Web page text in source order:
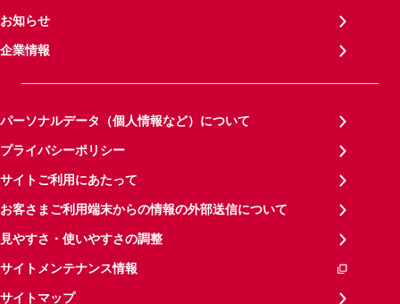
お知らせ
企業情報
パーソナルデータ（個人情報など）について
プライバシーポリシー
サイトご利用にあたって
お客さまご利用端末からの情報の外部送信について
見やすさ・使いやすさの調整
サイトメンテナンス情報
サイトマップ